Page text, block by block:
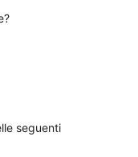
seguenti